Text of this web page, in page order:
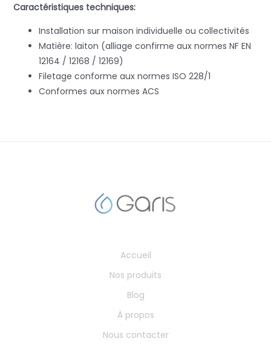
Caractéristiques techniques:
Installation sur maison individuelle ou collectivités
Matière: laiton (alliage confirme aux normes NF EN
12164 / 12168 / 12169)
Filetage conforme aux normes ISO 228/1
Conformes aux normes ACS
Accueil
Nos produits
Blog
À propos
Nous contacter